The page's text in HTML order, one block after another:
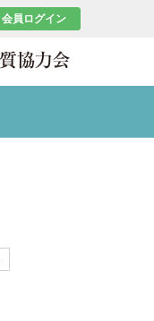
会員ログイン